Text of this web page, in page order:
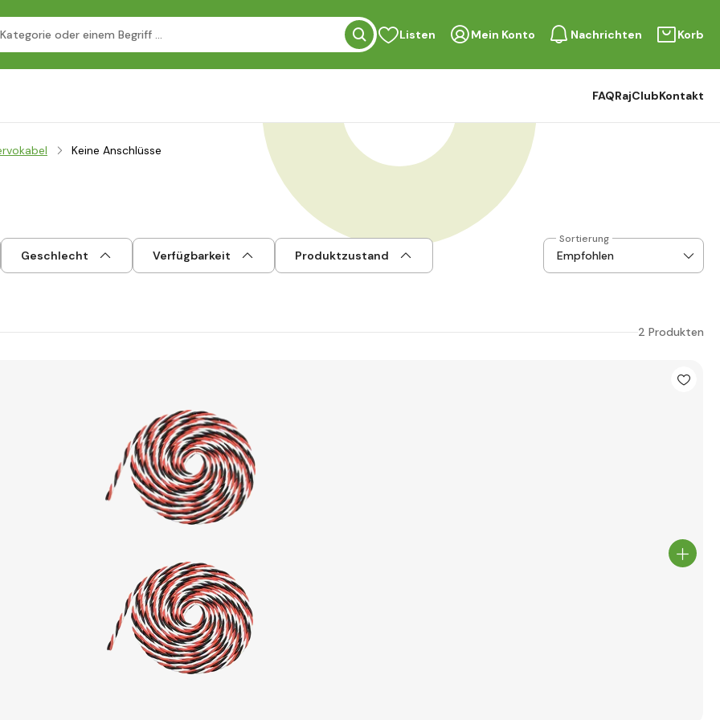
Listen Mein Konto Nachrichten Korb
FAQRajClubKontakt
Keine Anschlüsse
Geschlecht Verfügbarkeit Produktzustand
Sortierung
2 Produkten